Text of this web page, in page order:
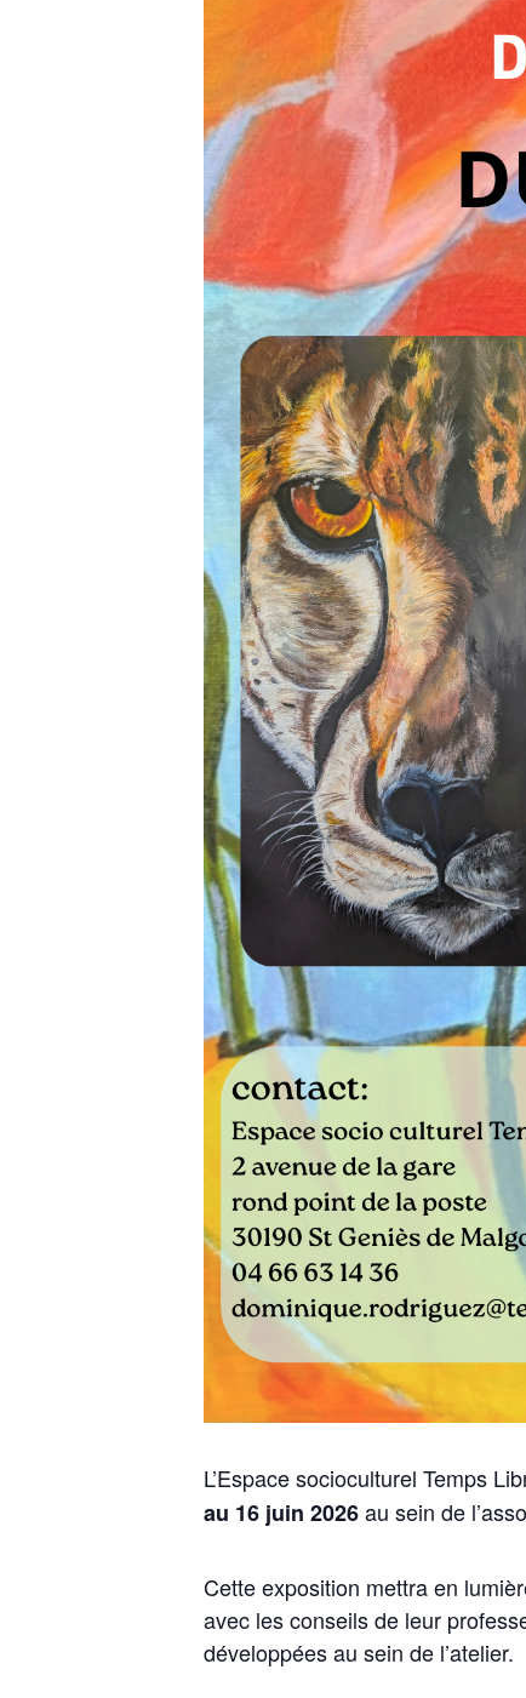
L’Espace socioculturel Temps
au 16 juin 2026au sein de
Cette exposition mettra en
avec les conseils de leur
développées au sein de l’atelier.